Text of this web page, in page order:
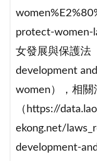
protect-women-
女發展與保護法
development
women），相關
（https://
ekong.net/
development-